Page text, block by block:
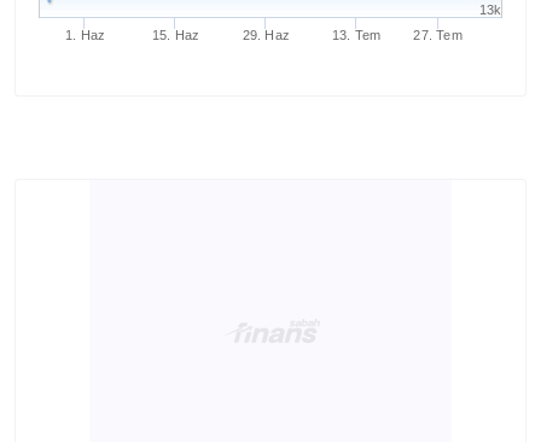
1. Haz 15. Haz 29. Haz 13. Tem 27. Tem
13k